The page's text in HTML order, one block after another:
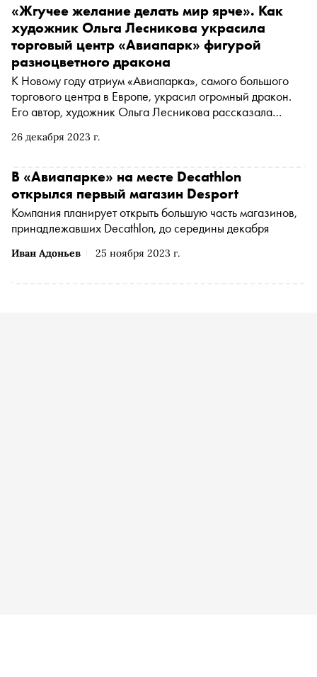
26 декабря 2023 г.
«Жгучее желание делать мир ярче». Как
художник Ольга Лесникова украсила
торговый центр «Авиапарк» фигурой
разноцветного дракона
К Новому году атриум «Авиапарка», самого большого
торгового центра в Европе, украсил огромный дракон.
Его автор, художник Ольга Лесникова рассказала
специфика установки арт-объектов в торговых центрах
Иван Адоньев 25 ноября 2023 г.
В «Авиапарке» на месте Decathlon
открылся первый магазин Desport
Компания планирует открыть большую часть магазинов,
принадлежавших Decathlon, до середины декабря